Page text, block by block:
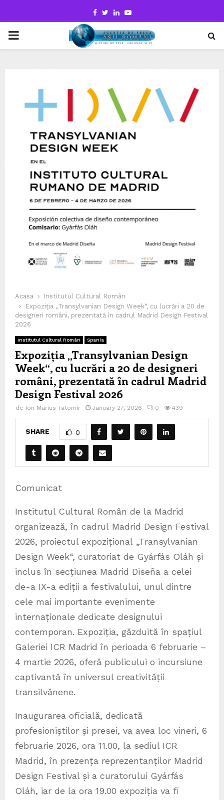
Facebook
TwitterLinkedinYoutube
PRIMARY
Acasa
Institutul Cultural Român
Expoziția „Transylvanian Design Week“, cu lucrări a 20 de
designeri români, prezentată în cadrul Madrid Design Festival
2026
Institutul Cultural Român Spania
Expoziția „Transylvanian Design
Week“, cu lucrări a 20 de designeri
români, prezentată în cadrul Madrid
Design Festival 2026
de Ion Marius Tatomir January 27, 2026 0 439
SHARE 0
Comunicat
Institutul Cultural Român de la Madrid
organizează, în cadrul Madrid Design Festival
2026, proiectul expozițional „Transylvanian
Design Week“, curatoriat de Gyárfás Oláh și
inclus în secțiunea Madrid Diseña a celei
de-a IX-a ediții a festivalului, unul dintre
cele mai importante evenimente
internaționale dedicate designului
contemporan. Expoziția, găzduită în spațiul
Galeriei ICR Madrid în perioada 6 februarie –
4 martie 2026, oferă publicului o incursiune
captivantă în universul creativității
transilvănene.
Inaugurarea oficială, dedicată
profesioniștilor și presei, va avea loc vineri, 6
februarie 2026, ora 11.00, la sediul ICR
Madrid, în prezența reprezentanților Madrid
Design Festival și a curatorului Gyárfás
Oláh, iar de la ora 19.00 expoziția va fi